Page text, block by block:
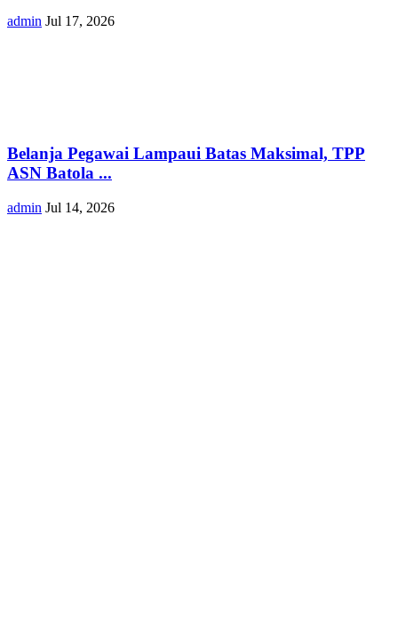
admin Jul 17, 2026
Belanja Pegawai Lampaui Batas Maksimal, TPP
ASN Batola ...
admin Jul 14, 2026